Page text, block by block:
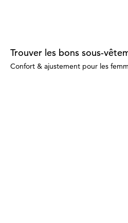
Trouver les bons sous-
Confort & ajustement pour les